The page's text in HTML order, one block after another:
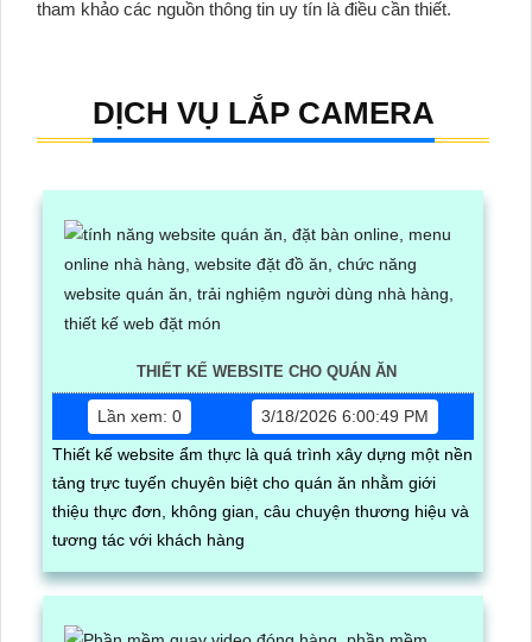
tham khảo các nguồn thông tin uy tín là điều cần thiết.
DỊCH VỤ LẮP CAMERA
THIẾT KẾ WEBSITE CHO QUÁN ĂN
Lần xem: 0
3/18/2026 6:00:49 PM
Thiết kế website ẩm thực là quá trình xây dựng một nền
tảng trực tuyến chuyên biệt cho quán ăn nhằm giới
thiệu thực đơn, không gian, câu chuyện thương hiệu và
tương tác với khách hàng